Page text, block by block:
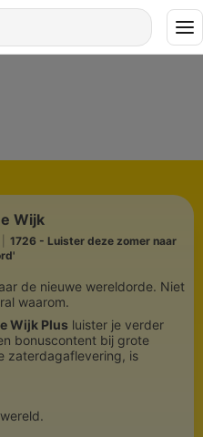
Wijk
1726 - Luister deze zomer naar
de nieuwe wereldorde. Niet
waarom.
Wijk Plus luister je verder
bonuscontent bij grote
zaterdagaflevering, is